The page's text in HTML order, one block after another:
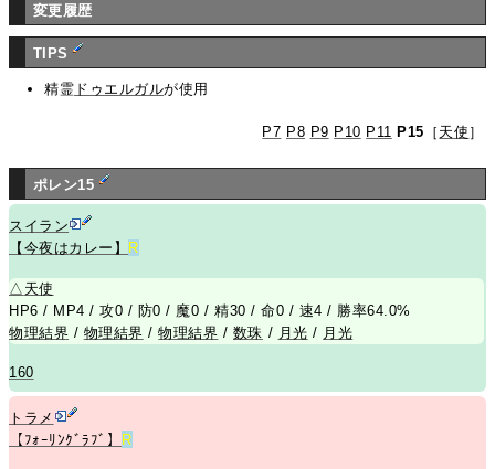
変更履歴
TIPS
精霊 ドゥエルガルが使用
P7 P8 P9 P10 P11 P15 ［ 天使 ］
ポレン15
スイラン
【今夜はカレー】
R
△ 天使
HP6 / MP4 / 攻0 / 防0 / 魔0 / 精30 / 命0 / 速4 / 勝率64.0%
物理結界 / 物理結界 /物理結界 / 数珠 / 月光 / 月光
160
トラメ
【ﾌｫｰﾘﾝｸﾞﾗﾌﾞ】
R